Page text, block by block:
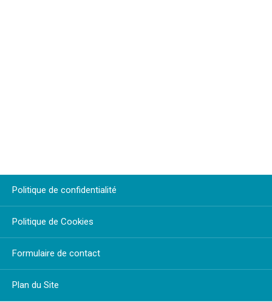
Politique de confidentialité
Politique de Cookies
Formulaire de contact
Plan du Site